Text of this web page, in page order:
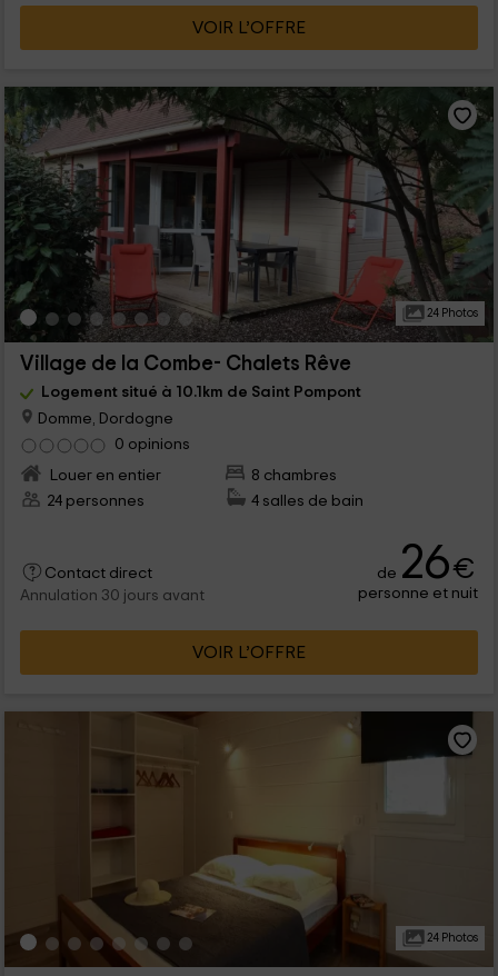
VOIR L’OFFRE
24 Photos
Village de la Combe- Chalets Rêve
Logement situé à 10.1km de Saint Pompont
Domme, Dordogne
0 opinions
Louer en entier
8 chambres
24 personnes
4 salles de bain
Contact direct
Annulation 30 jours avant
de 26€
personne et nuit
VOIR L’OFFRE
24 Photos